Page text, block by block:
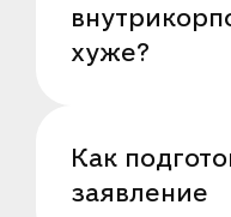
хуже?
Как
заявление